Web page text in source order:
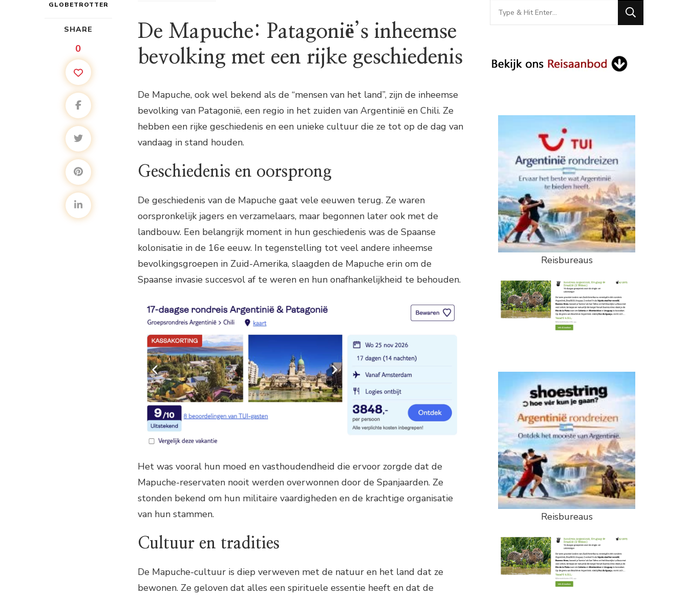
GLOBETROTTER
SHARE
0
De Mapuche: Patagonië’s inheemse
bevolking met een rijke geschiedenis
De Mapuche, ook wel bekend als de “mensen van het land”, zijn de inheemse
bevolking van Patagonië, een regio in het zuiden van Argentinië en Chili. Ze
hebben een rijke geschiedenis en een unieke cultuur die ze tot op de dag van
vandaag in stand houden.
Geschiedenis en oorsprong
De geschiedenis van de Mapuche gaat vele eeuwen terug. Ze waren
oorspronkelijk jagers en verzamelaars, maar begonnen later ook met de
landbouw. Een belangrijk moment in hun geschiedenis was de Spaanse
kolonisatie in de 16e eeuw. In tegenstelling tot veel andere inheemse
bevolkingsgroepen in Zuid-Amerika, slaagden de Mapuche erin om de
Spaanse invasie succesvol af te weren en hun onafhankelijkheid te behouden.
Het was vooral hun moed en vasthoudendheid die ervoor zorgde dat de
Mapuche-reservaten nooit werden overwonnen door de Spanjaarden. Ze
stonden bekend om hun militaire vaardigheden en de krachtige organisatie
van hun stammen.
Cultuur en tradities
De Mapuche-cultuur is diep verweven met de natuur en het land dat ze
bewonen. Ze geloven dat alles een spirituele essentie heeft en dat de
Looking
for
Reisbureaus
Reisbureaus